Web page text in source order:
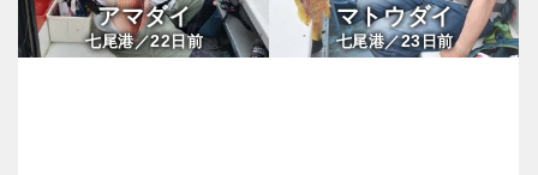
アマダイ
七尾港／22日前
マトウダイ
七尾港／23日前